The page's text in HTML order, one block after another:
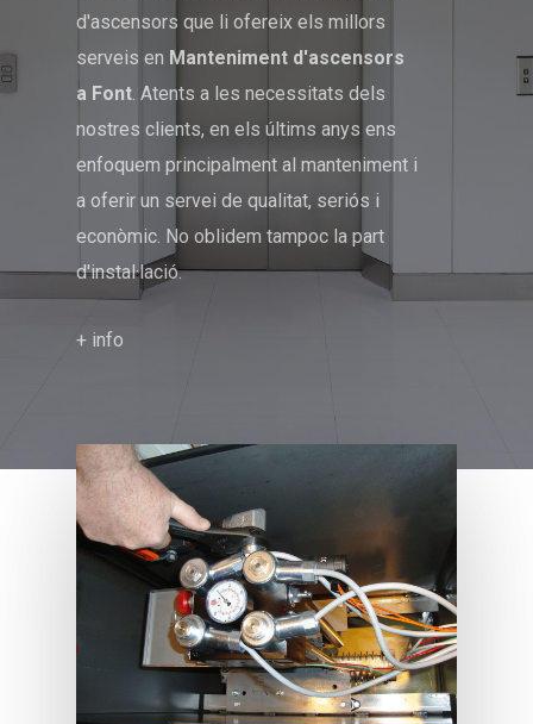
d'ascensors que li ofereix els millors
serveis en Manteniment d'ascensors
a Font. Atents a les necessitats dels
nostres clients, en els últims anys ens
enfoquem principalment al manteniment i
a oferir un servei de qualitat, seriós i
econòmic. No oblidem tampoc la part
d'instal·lació.
+ info